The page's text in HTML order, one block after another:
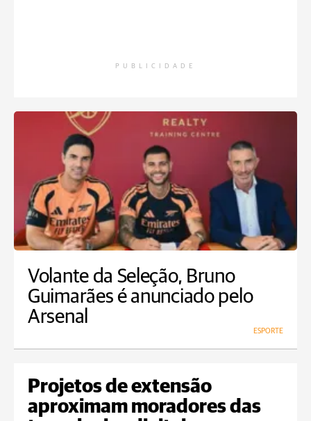
PUBLICIDADE
Volante da Seleção, Bruno
Guimarães é anunciado pelo
Arsenal
ESPORTE
Projetos de extensão
aproximam moradores das